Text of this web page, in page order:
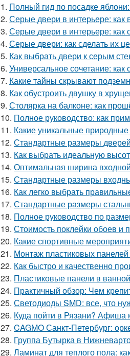
1. Полный гид по посадке
2. Серые двери в интерьере: как
3. Серые двери в интерьере: как
4. Серые двери: как сделать их
5. Как выбрать двери к серым
6. Универсальное сочетание:
7. Какие тайны скрывают
8. Как обустроить двушку в
9. Столярка на балконе: как
10. Полное руководство: как
11. Какие уникальные
12. Стандартные размеры
13. Как выбрать идеальную
14. Оптимальная ширина
15. Стандартные размеры
16. Как легко выбрать
17. Стандартные размеры
18. Полное руководство по
19. Стоимость поклейки обоев и
20. Какие спортивные
21. Монтаж пластиковых
22. Как быстро и качественно
23. Пластиковые панели в
24. Практичный обзор: Чем
25. Светодиоды SMD: все, что
26. Куда пойти в Рязани? Афиша
27. CAGMO Санкт-Петербург:
28. Группа Бутырка в
29. Ламинат для теплого пола: